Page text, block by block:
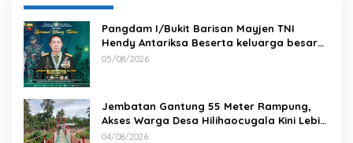
Pangdam I/Bukit Barisan Mayjen TNI
Hendy Antariksa Beserta keluarga besar
Kodam I/BB Mengucapkan : Selamat Ulang
05/08/2026
Jembatan Gantung 55 Meter Rampung,
Akses Warga Desa Hilihaocugala Kini Lebih
Aman
04/08/2026